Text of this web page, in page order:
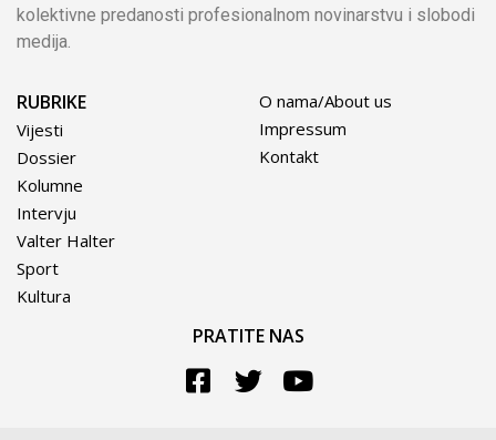
kolektivne predanosti profesionalnom novinarstvu i slobodi
medija.
RUBRIKE
Vijesti
Dossier
Kolumne
Intervju
Valter Halter
Sport
Kultura
O nama/About us
Impressum
Kontakt
PRATITE NAS